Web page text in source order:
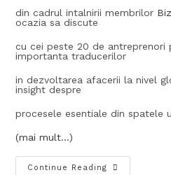
din cadrul intalnirii membrilor
ocazia sa discute
cu cei peste 20 de antreprenori
importanta traducerilor
in dezvoltarea afacerii la nivel
insight despre
procesele esentiale din spatele
(mai mult…)
Continue Reading